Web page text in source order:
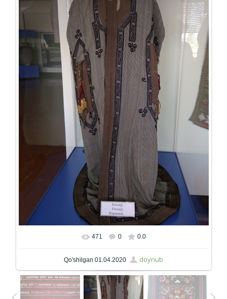
Haqiqiy hajmda 675x900/ 138.9Kb
471 0 0.0
Qo'shilgan 01.04.2020 doynub